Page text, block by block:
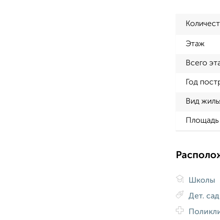
Этаж
Всего
Год
Вид
Площадь
Школы
Дет.